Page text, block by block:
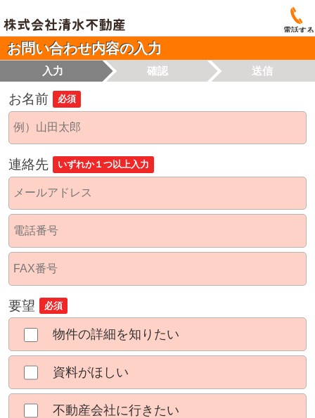
電話する
お問い合わせ内容の入力
入力 確認 送信
お名前 必須
連絡先 いずれか１つ以上入力
要望 必須
物件の詳細を知りたい
資料がほしい
不動産会社に行きたい